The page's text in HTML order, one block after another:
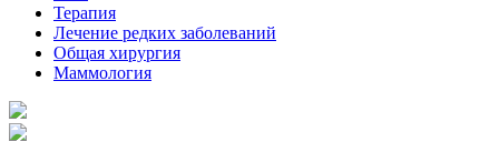
Терапия
Лечение редких заболеваний
Общая хирургия
Маммология